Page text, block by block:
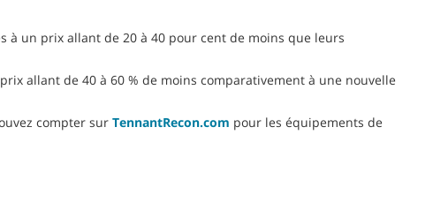
à un prix allant de 20 à 40 pour cent de moins que leurs
allant de 40 à 60 % de moins comparativement à une nouvelle
compter sur TennantRecon.com pour les équipements de